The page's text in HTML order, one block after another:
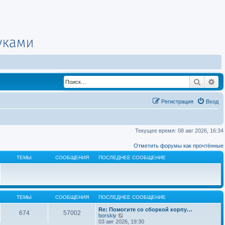
Поиск
Вход
Регистрация
Текущее время: 08 авг 2026, 16:34
Отметить форумы как прочтённые
ТЕМЫ СООБЩЕНИЯ ПОСЛЕДНЕЕ СООБЩЕНИЕ
ТЕМЫ СООБЩЕНИЯ ПОСЛЕДНЕЕ СООБЩЕНИЕ
674 57002
Re: Помогите со сборкой корпу…
borskiy
е
03 авг 2026, 19:30